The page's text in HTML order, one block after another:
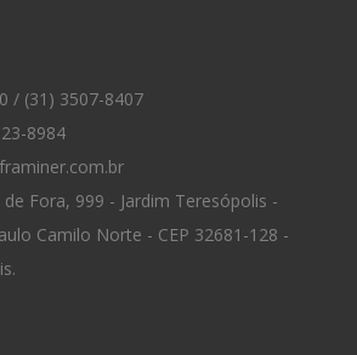
/ (31) 3507-8407
8984
de Fora, 999 - Jardim Teresópolis -
Camilo Norte - CEP 32681-128 -